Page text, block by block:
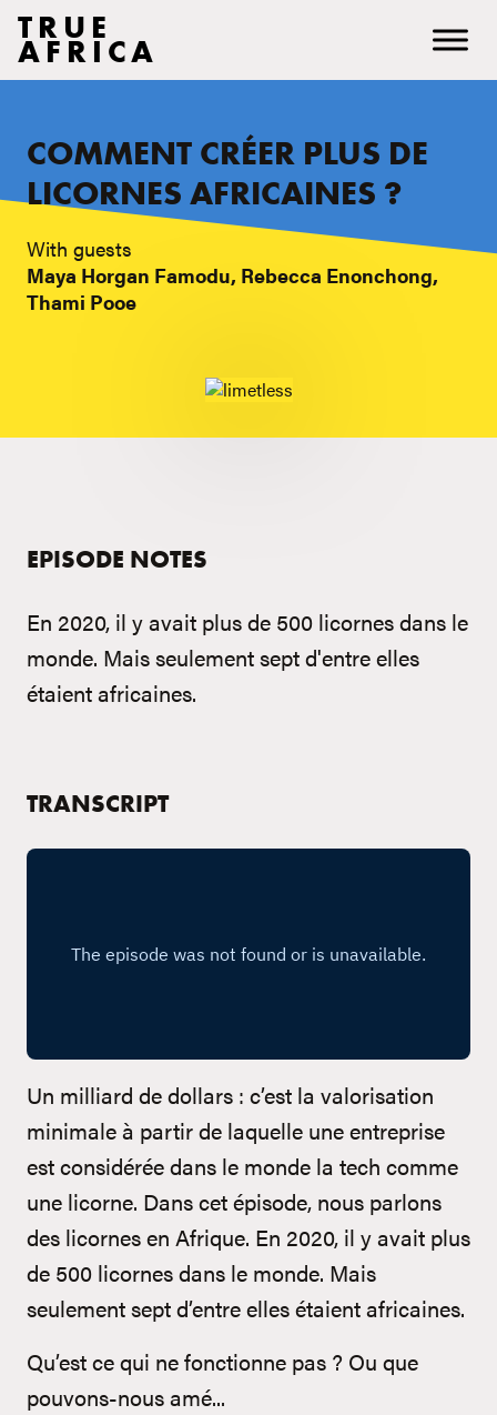
TRUE
AFRICA
COMMENT CRÉER PLUS DE
LICORNES AFRICAINES ?
With guests
Maya Horgan Famodu, Rebecca Enonchong,
Thami Pooe
EPISODE NOTES
En 2020, il y avait plus de 500 licornes dans le
monde. Mais seulement sept d'entre elles
étaient africaines.
TRANSCRIPT
Un milliard de dollars : c’est la valorisation
minimale à partir de laquelle une entreprise
est considérée dans le monde la tech comme
une licorne. Dans cet épisode, nous parlons
des licornes en Afrique. En 2020, il y avait plus
de 500 licornes dans le monde. Mais
seulement sept d’entre elles étaient africaines.
Qu’est ce qui ne fonctionne pas ? Ou que
pouvons-nous amé...